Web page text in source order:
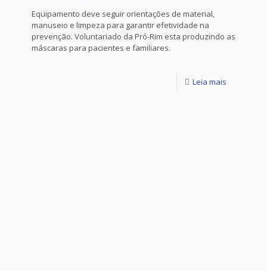
Equipamento deve seguir orientações de material,
manuseio e limpeza para garantir efetividade na
prevenção. Voluntariado da Pró-Rim esta produzindo as
máscaras para pacientes e familiares.
Leia mais